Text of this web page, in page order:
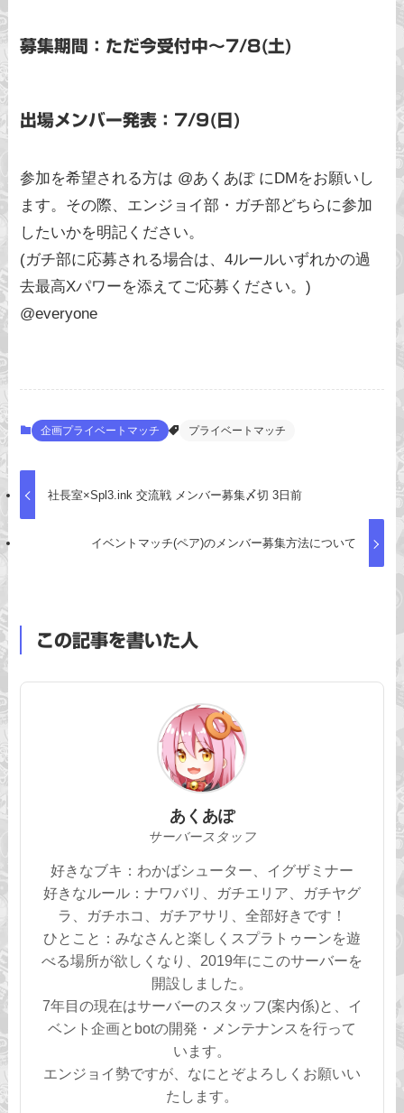
募集期間：ただ今受付中〜7/8(土)
出場メンバー発表：7/9(日)
参加を希望される方は @あくあぽ にDMをお願いし
ます。その際、エンジョイ部・ガチ部どちらに参加
したいかを明記ください。
(ガチ部に応募される場合は、4ルールいずれかの過
去最高Xパワーを添えてご応募ください。)
@everyone
企画プライベートマッチ プライベートマッチ
社長室×Spl3.ink 交流戦 メンバー募集〆切 3日前
イベントマッチ(ペア)のメンバー募集方法について
この記事を書いた人
あくあぽ
サーバースタッフ
好きなブキ：わかばシューター、イグザミナー
好きなルール：ナワバリ、ガチエリア、ガチヤグ
ラ、ガチホコ、ガチアサリ、全部好きです！
ひとこと：みなさんと楽しくスプラトゥーンを遊
べる場所が欲しくなり、2019年にこのサーバーを
開設しました。
7年目の現在はサーバーのスタッフ(案内係)と、イ
ベント企画とbotの開発・メンテナンスを行って
います。
エンジョイ勢ですが、なにとぞよろしくお願いい
たします。